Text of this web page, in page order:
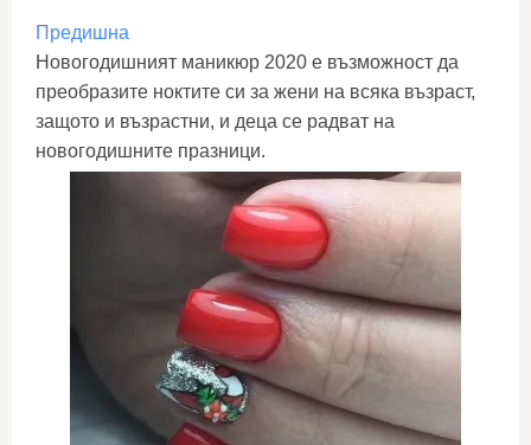
Предишна
Новогодишният маникюр 2020 е възможност да
преобразите ноктите си за жени на всяка възраст,
защото и възрастни, и деца се радват на
новогодишните празници.